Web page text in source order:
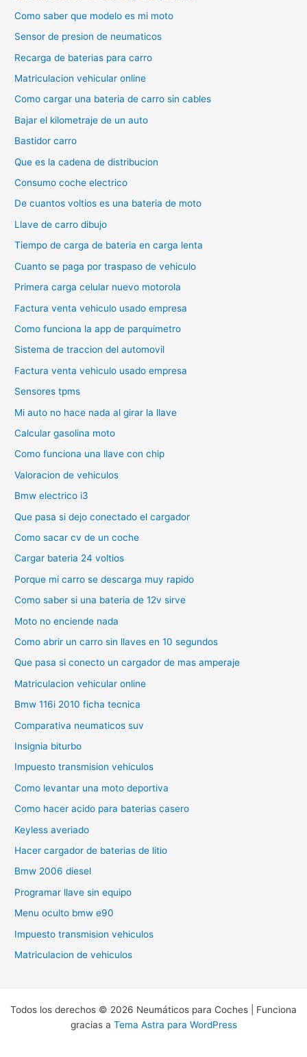
Como saber que modelo es mi moto
Sensor de presion de neumaticos
Recarga de baterias para carro
Matriculacion vehicular online
Como cargar una bateria de carro sin cables
Bajar el kilometraje de un auto
Bastidor carro
Que es la cadena de distribucion
Consumo coche electrico
De cuantos voltios es una bateria de moto
Llave de carro dibujo
Tiempo de carga de bateria en carga lenta
Cuanto se paga por traspaso de vehiculo
Primera carga celular nuevo motorola
Factura venta vehiculo usado empresa
Como funciona la app de parquimetro
Sistema de traccion del automovil
Factura venta vehiculo usado empresa
Sensores tpms
Mi auto no hace nada al girar la llave
Calcular gasolina moto
Como funciona una llave con chip
Valoracion de vehiculos
Bmw electrico i3
Que pasa si dejo conectado el cargador
Como sacar cv de un coche
Cargar bateria 24 voltios
Porque mi carro se descarga muy rapido
Como saber si una bateria de 12v sirve
Moto no enciende nada
Como abrir un carro sin llaves en 10 segundos
Que pasa si conecto un cargador de mas amperaje
Matriculacion vehicular online
Bmw 116i 2010 ficha tecnica
Comparativa neumaticos suv
Insignia biturbo
Impuesto transmision vehiculos
Como levantar una moto deportiva
Como hacer acido para baterias casero
Keyless averiado
Hacer cargador de baterias de litio
Bmw 2006 diesel
Programar llave sin equipo
Menu oculto bmw e90
Impuesto transmision vehiculos
Matriculacion de vehiculos
Todos los derechos © 2026 Neumáticos para Coches | Funciona
gracias a Tema Astra para WordPress